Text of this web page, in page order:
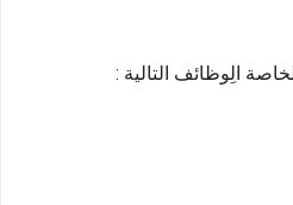
الِوظائف التالية :